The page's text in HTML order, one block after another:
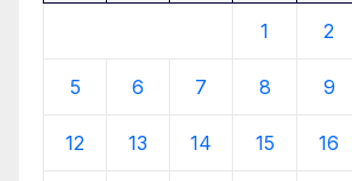
1 2
5 6 7 8 9
12 13 14 15 16